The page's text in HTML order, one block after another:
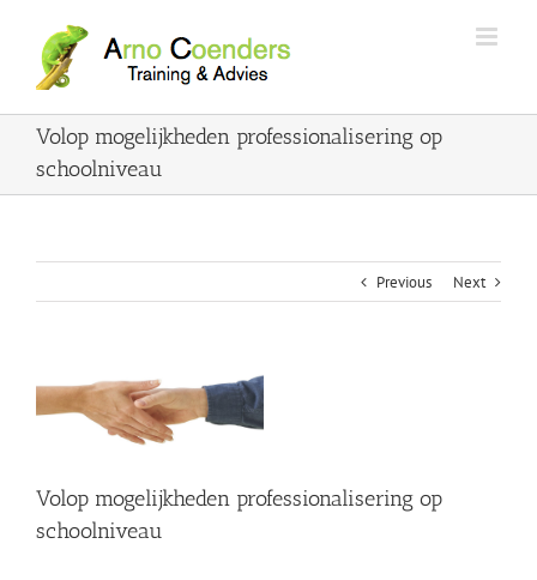
Volop mogelijkheden professionalisering op
schoolniveau
Previous Next
View
Larger
Volop mogelijkheden professionalisering op
schoolniveau